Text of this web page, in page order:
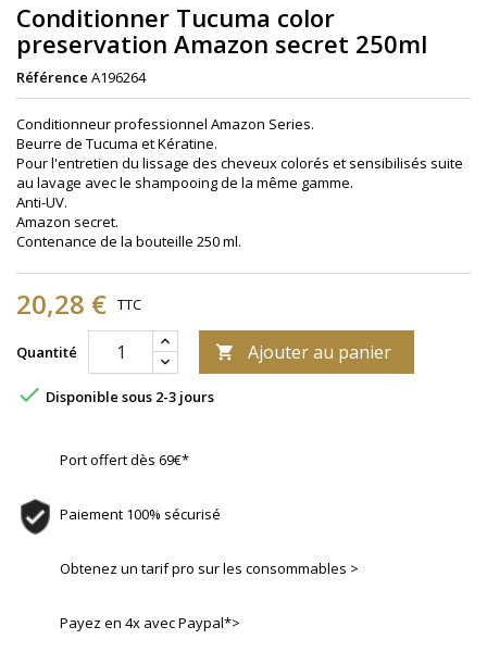
Conditionner Tucuma color
preservation Amazon secret 250ml
Référence A196264
Conditionneur professionnel Amazon Series.
Beurre de Tucuma et Kératine.
Pour l'entretien du lissage des cheveux colorés et sensibilisés suite
au lavage avec le shampooing de la même gamme.
Anti-UV.
Amazon secret.
Contenance de la bouteille 250 ml.
20,28 € TTC
Quantité  Ajouter au panier
 Disponible sous 2-3 jours
Port offert dès 69€*
Paiement 100% sécurisé
Obtenez un tarif pro sur les consommables >
Payez en 4x avec Paypal*>